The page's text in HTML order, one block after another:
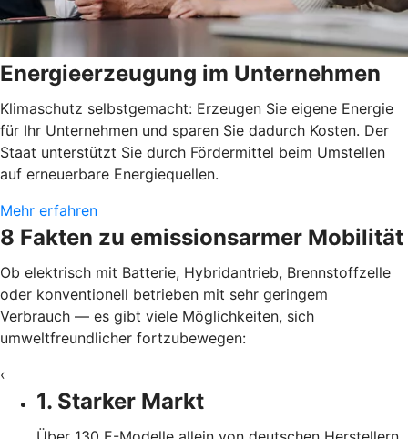
Energieerzeugung im Unternehmen
Klimaschutz selbstgemacht: Erzeugen Sie eigene Energie
für Ihr Unternehmen und sparen Sie dadurch Kosten. Der
Staat unterstützt Sie durch Fördermittel beim Umstellen
auf erneuerbare Energiequellen.
Mehr erfahren
8 Fakten zu emissionsarmer Mobilität
Ob elektrisch mit Batterie, Hybridantrieb, Brennstoffzelle
oder konventionell betrieben mit sehr geringem
Verbrauch — es gibt viele Möglichkeiten, sich
umweltfreundlicher fortzubewegen:
‹
1. Starker Markt